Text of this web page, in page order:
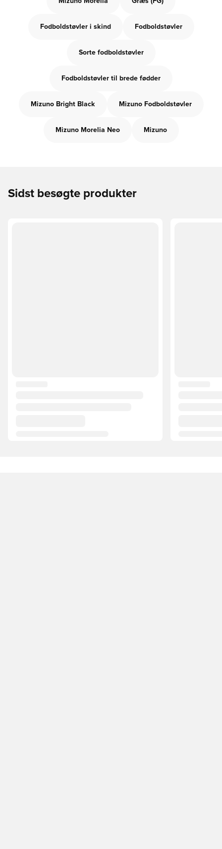
Fodboldstøvler i skind Fodboldstøvler
Sorte fodboldstøvler
Fodboldstøvler til brede fødder
Mizuno Bright Black Mizuno Fodboldstøvler
Mizuno Morelia Neo Mizuno
Sidst besøgte produkter